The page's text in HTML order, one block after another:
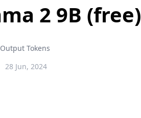
2 9B (free)
Tokens
28 Jun, 2024